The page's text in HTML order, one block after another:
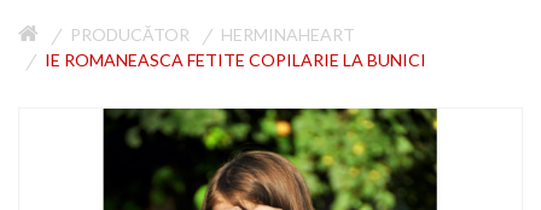
PRODUCĂTOR
HERMINAHEART
IE ROMANEASCA FETITE COPILARIE LA BUNICI